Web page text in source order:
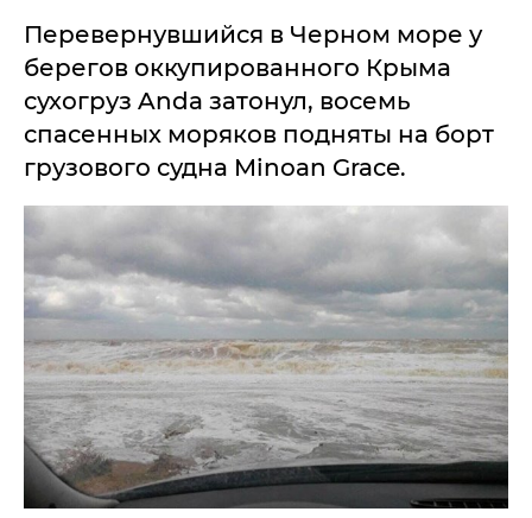
Перевернувшийся в Черном море у
берегов оккупированного Крыма
сухогруз Anda затонул, восемь
спасенных моряков подняты на борт
грузового судна Minoan Grace.